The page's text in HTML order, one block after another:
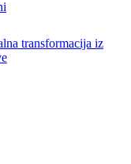
transformacija iz